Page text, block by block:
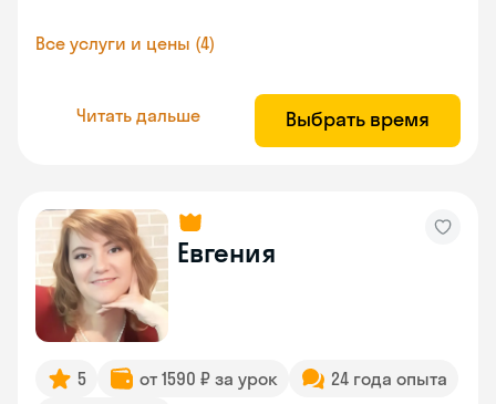
Все услуги и цены (4)
Читать дальше Выбрать время
Евгения
5 от 1590 ₽ за урок
24 года опыта